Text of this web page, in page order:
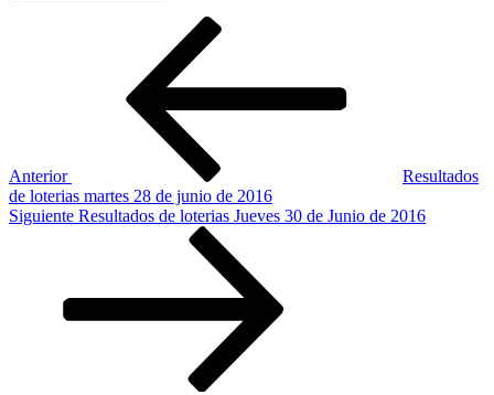
Anterior
Resultados
de loterias martes 28 de junio de 2016
Siguiente
Siguiente Resultados de loterias Jueves 30 de Junio de 2016